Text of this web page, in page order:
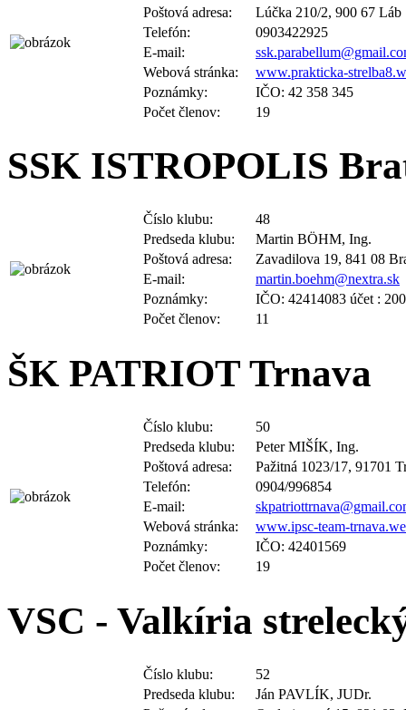
Telefón:
0903422925
E-mail:
Webová stránka:
www.prakticka-
Poznámky:
IČO: 42 358 345
Počet členov:
19
SSK ISTROPOLIS
Predseda klubu:
Martin BÖHM, Ing.
Poštová adresa:
Zavadilova 19, 841 08
E-mail:
martin.boehm@nextra.sk
Poznámky:
IČO: 42414083 účet :
Počet členov:
11
ŠK PATRIOT Trnava
Predseda klubu:
Peter MIŠÍK, Ing.
Poštová adresa:
Pažitná 1023/17, 91701
Telefón:
0904/996854
E-mail:
Webová stránka:
www.ipsc-team-
Poznámky:
IČO: 42401569
Počet členov:
19
VSC - Valkíria
Predseda klubu:
Ján PAVLÍK, JUDr.
Poštová adresa:
Ondrejovová 15, 821 03,